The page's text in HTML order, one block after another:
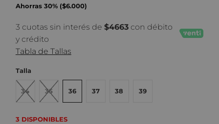
Ahorras 30% ($6.000)
3 cuotas sin interés de $4663con débito
y crédito
Tabla de Tallas
Talla
34 35 36 37 38 39
3 DISPONIBLES